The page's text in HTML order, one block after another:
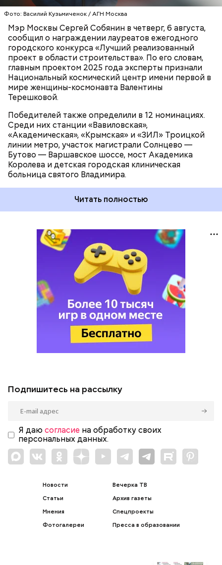
Фото: Василий Кузьмиченок / АГН Москва
Мэр Москвы Сергей Собянин в четверг, 6 августа,
сообщил о награждении лауреатов ежегодного
городского конкурса «Лучший реализованный
проект в области строительства». По его словам,
главным проектом 2025 года эксперты признали
Национальный космический центр имени первой в
мире женщины-космонавта Валентины
Терешковой.
Победителей также определили в 12 номинациях.
Среди них станции «Вавиловская»,
«Академическая», «Крымская» и «ЗИЛ» Троицкой
линии метро, участок магистрали Солнцево —
Бутово — Варшавское шоссе, мост Академика
Королева и детская городская клиническая
больница святого Владимира.
Дом русского бильярда «Москва», офисный
комплекс ICITY, Технополис модульного
домостроения и крупномодульный дом на улице
Гарибальди.
Читать полностью
МОСКВА РОССИЯ СЕРГЕЙ СОБЯНИН
Подпишитесь на рассылку
Я даю согласие на обработку своих
персональных данных.
Новости
Статьи
Мнения
Фотогалереи
Вечерка ТВ
Архив газеты
Спецпроекты
Пресса в образовании